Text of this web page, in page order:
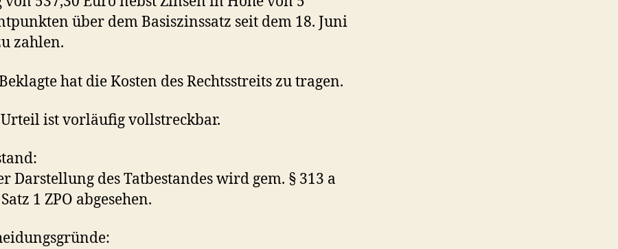
über dem Basiszinssatz seit dem 18. Juni
zahlen.
hat die Kosten des Rechtsstreits zu tragen.
Urteil ist vorläufig vollstreckbar.
Darstellung des Tatbestandes wird gem. § 313 a
1 ZPO abgesehen.